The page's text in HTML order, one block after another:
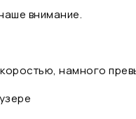
внимание.
намного